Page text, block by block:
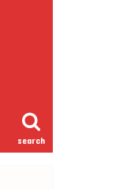
search